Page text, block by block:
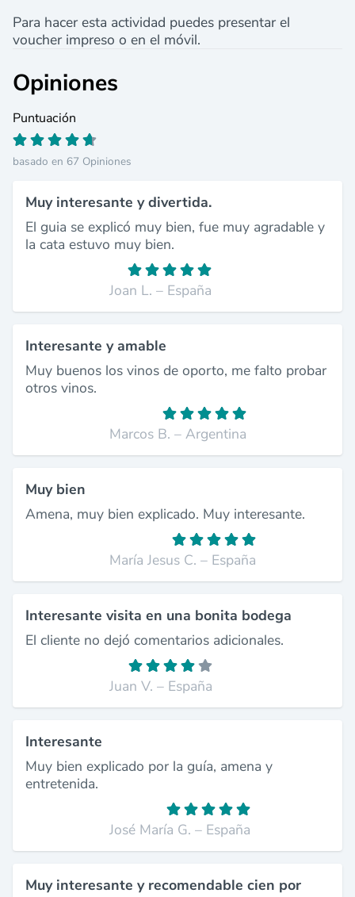
Para hacer esta actividad puedes presentar el
voucher impreso o en el móvil.
Opiniones
Puntuación
basado en 67 Opiniones
Muy interesante y divertida.
El guia se explicó muy bien, fue muy agradable y
la cata estuvo muy bien.
Joan L. – España
Interesante y amable
Muy buenos los vinos de oporto, me falto probar
otros vinos.
Marcos B. – Argentina
Muy bien
Amena, muy bien explicado. Muy interesante.
María Jesus C. – España
Interesante visita en una bonita bodega
El cliente no dejó comentarios adicionales.
Juan V. – España
Interesante
Muy bien explicado por la guía, amena y
entretenida.
José María G. – España
Muy interesante y recomendable cien por